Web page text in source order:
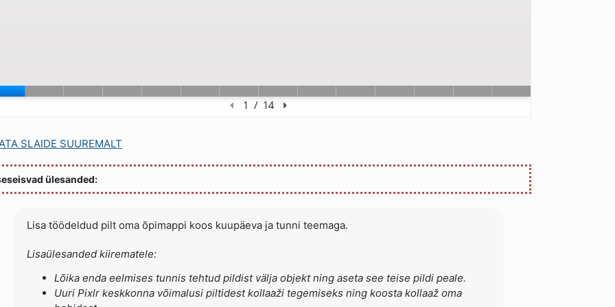
SLAIDE SUUREMALT
ülesanded:
Lisa töödeldud pilt oma õpimappi koos kuupäeva ja tunni teemaga.
Lisaülesanded kiirematele:
Lõika enda eelmises tunnis tehtud pildist välja objekt ning aseta see teise pildi peale.
Uuri Pixlr keskkonna võimalusi piltidest kollaaži tegemiseks ning koosta kollaaž oma